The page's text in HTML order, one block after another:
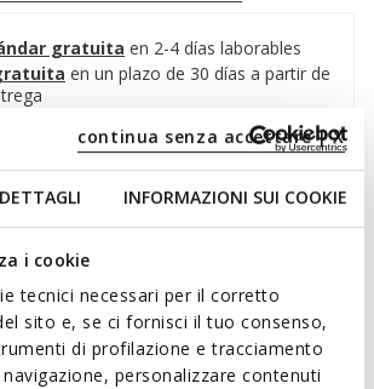
DETTAGLI INFORMAZIONI SUI COOKIE
i cookie
tecnici necessari per il corretto
sito e, se ci fornisci il tuo consenso,
di profilazione e tracciamento
personalizzare contenuti
continua senza accettare | X
gratuita en 2-4 días laborables
en un plazo de 30 días a partir de
superamortiguado y transpirable,
en negro, presenta una empella de
diseño contemporáneo. Walk Pleasure
para ocasiones especiales como para
U657KB00043C9999